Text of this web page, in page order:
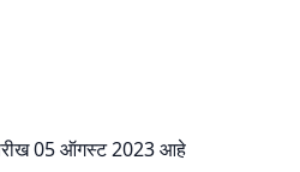
05 ऑगस्ट 2023 आहे